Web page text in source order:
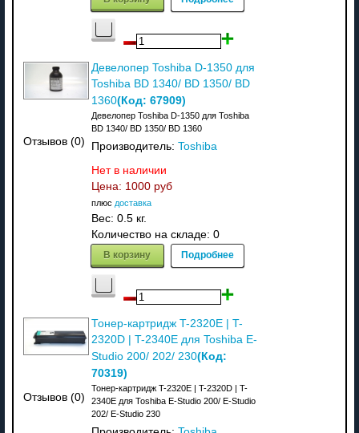
Отзывов (0)
Девелопер Toshiba D-1350 для
Toshiba BD 1340/ BD 1350/ BD
1360(Код: 67909)
Девелопер Toshiba D-1350 для Toshiba
BD 1340/ BD 1350/ BD 1360
Производитель: Toshiba
Нет в наличии
Цена: 1000 руб
плюс доставка
Вес: 0.5 кг.
Количество на складе: 0
В корзину Подробнее
Отзывов (0)
Тонер-картридж T-2320E | T-
2320D | T-2340E для Toshiba E-
Studio 200/ 202/ 230(Код:
70319)
Тонер-картридж T-2320E | T-2320D | T-
2340E для Toshiba E-Studio 200/ E-Studio
202/ E-Studio 230